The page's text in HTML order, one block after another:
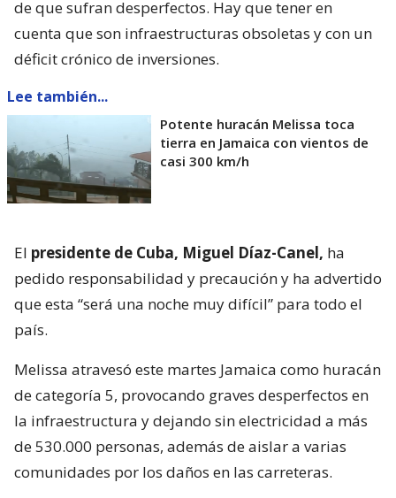
de que sufran desperfectos. Hay que tener en
cuenta que son infraestructuras obsoletas y con un
déficit crónico de inversiones.
Lee también...
Potente huracán Melissa toca
tierra en Jamaica con vientos de
casi 300 km/h
El presidente de Cuba, Miguel Díaz-Canel, ha
pedido responsabilidad y precaución y ha advertido
que esta “será una noche muy difícil” para todo el
país.
Melissa atravesó este martes Jamaica como huracán
de categoría 5, provocando graves desperfectos en
la infraestructura y dejando sin electricidad a más
de 530.000 personas, además de aislar a varias
comunidades por los daños en las carreteras.